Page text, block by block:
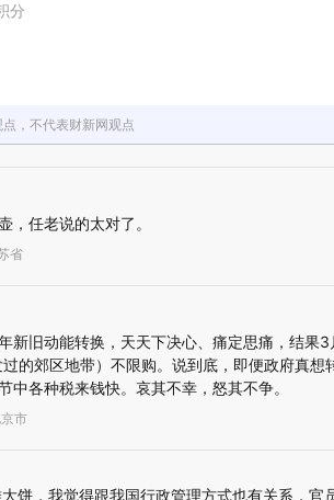
分
，不代表财新网观点
，任老说的太对了。
省
新旧动能转换，天天下决心、痛定思痛，结果3
的郊区地带）不限购。说到底，即便政府真想
中各种税来钱快。哀其不幸，怒其不争。
市
饼，我觉得跟我国行政管理方式也有关系，官